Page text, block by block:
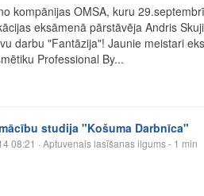
kompānijas OMSA, kuru
eksāmenā pārstāvēja Andris
darbu "Fantāzija"! Jaunie meistari
Professional By...
studija "Košuma Darbnīca"
08:21 · Aptuvenais lasīšanas ilgums - 1 min